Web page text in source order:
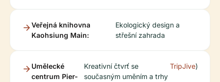
Veřejná knihovna
Kaohsiung Main:
Ekologický design a
střešní zahrada
Umělecké
centrum Pier-
Kreativní čtvrť se
současným uměním a trhy
TripJive)